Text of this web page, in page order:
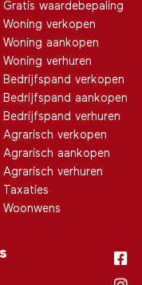
Gratis waardebepaling
Woning verkopen
Woning aankopen
Woning verhuren
Bedrijfspand verkopen
Bedrijfspand aankopen
Bedrijfspand verhuren
Agrarisch verkopen
Agrarisch aankopen
Agrarisch verhuren
Taxaties
Woonwens